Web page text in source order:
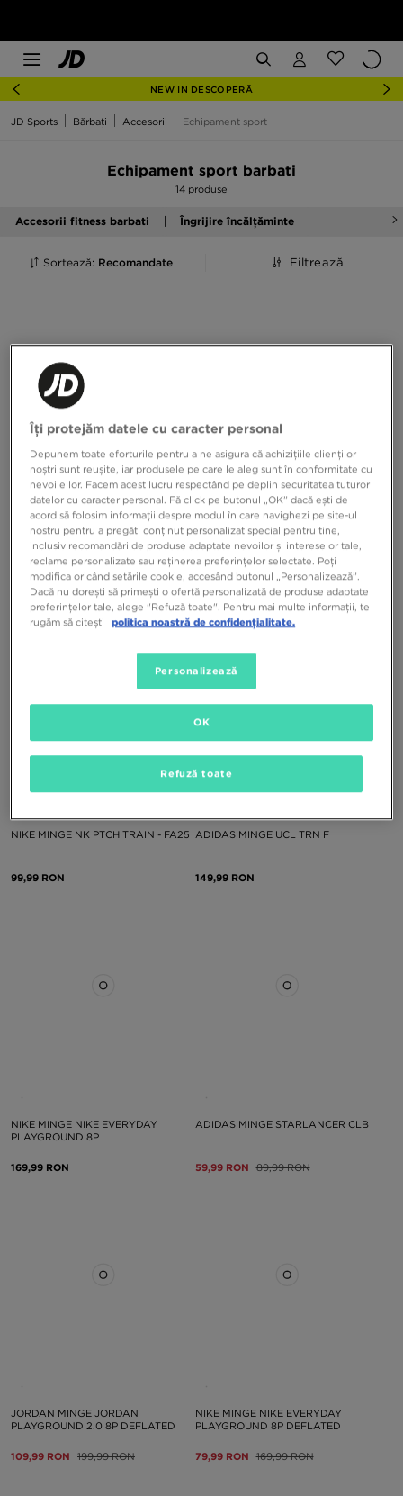
NEW IN DESCOPERĂ
JD Sports Bărbați Accesorii Echipament sport
Echipament sport barbati
14 produse
Accesorii fitness barbati Îngrijire încălțăminte
Sortează: Recomandate Filtrează
NIKE MINGE NK ACADEMY T90
139,99 RON
NIKE MINGE NK ACADEMY T90
FA25
119,99 RON
NIKE MINGE NK PTCH TRAIN - FA25
99,99 RON
ADIDAS MINGE UCL TRN F
149,99 RON
NIKE MINGE NIKE EVERYDAY
PLAYGROUND 8P
169,99 RON
ADIDAS MINGE STARLANCER CLB
59,99 RON 89,99 RON
JORDAN MINGE JORDAN
PLAYGROUND 2.0 8P DEFLATED
109,99 RON 199,99 RON
NIKE MINGE NIKE EVERYDAY
PLAYGROUND 8P DEFLATED
79,99 RON 169,99 RON
Îți protejăm datele cu caracter personal
Depunem toate eforturile pentru a ne asigura că achizițiile clienților
noștri sunt reușite, iar produsele pe care le aleg sunt în conformitate cu
nevoile lor. Facem acest lucru respectând pe deplin securitatea tuturor
datelor cu caracter personal. Fă click pe butonul „OK” dacă ești de
acord să folosim informații despre modul în care navighezi pe site-ul
nostru pentru a pregăti conținut personalizat special pentru tine,
inclusiv recomandări de produse adaptate nevoilor și intereselor tale,
reclame personalizate sau reținerea preferințelor selectate. Poți
modifica oricând setările cookie, accesând butonul „Personalizează”.
Dacă nu dorești să primești o ofertă personalizată de produse adaptate
preferințelor tale, alege "Refuză toate". Pentru mai multe informații, te
rugăm să citești
politica noastră de confidențialitate.
Personalizează
Refuză toate
OK